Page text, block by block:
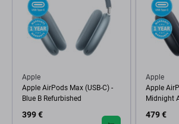
Apple
Apple AirPods Max (USB-C) -
Blue B Refurbished
399 €
Apple
Apple
Midnight
479 €